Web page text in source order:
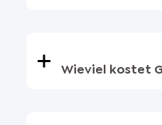
Wieviel kostet